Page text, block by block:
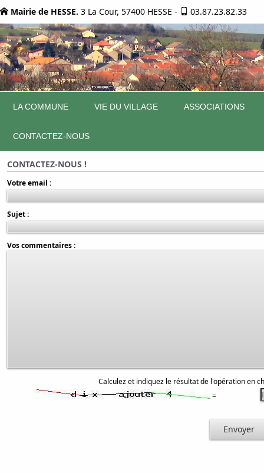
Mairie de HESSE. 3 La Cour, 57400 HESSE - 03.87.23.82.33
LA COMMUNE VIE DU VILLAGE ASSOCIATIONS
CONTACTEZ-NOUS
CONTACTEZ-NOUS !
Votre email :
Sujet :
Vos commentaires :
Calculez et indiquez le résultat de l'opération en
=